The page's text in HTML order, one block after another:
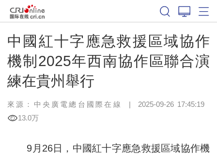
中國紅十字應急救援區域協作
機制2025年西南協作區聯合演
練在貴州舉行
來源：中央廣電總台國際在線 | 2025-09-26 17:45:19
13.0万
9月26日，中國紅十字應急救援區域協作機